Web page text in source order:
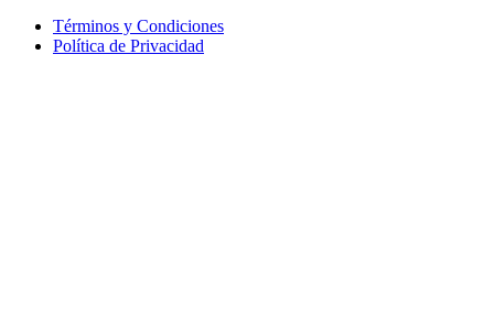
Términos y Condiciones
Política de Privacidad